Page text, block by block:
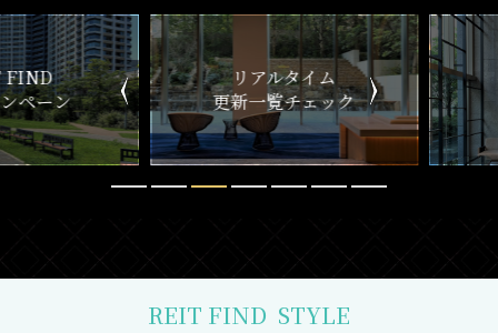
ン
リアルタイム
更新一覧チェック
新
REIT FIND STYLE